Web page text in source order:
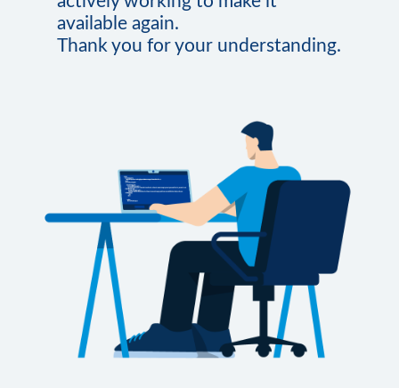
available again.
Thank you for your understanding.